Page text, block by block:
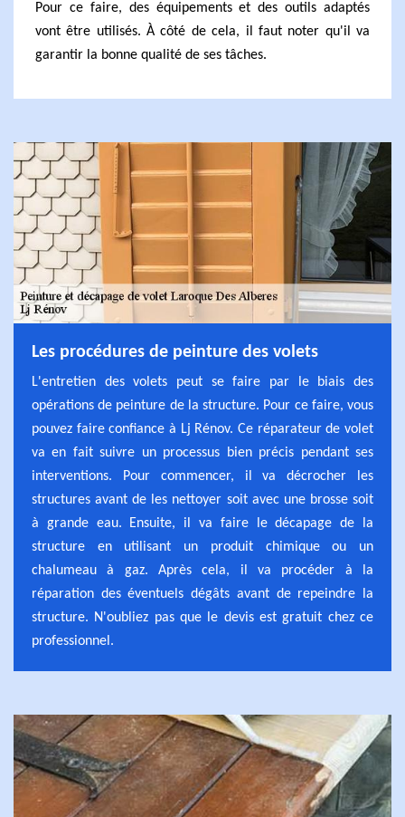
Pour ce faire, des équipements et des outils adaptés
vont être utilisés. À côté de cela, il faut noter qu'il va
garantir la bonne qualité de ses tâches.
Les procédures de peinture des volets
L'entretien des volets peut se faire par le biais des
opérations de peinture de la structure. Pour ce faire, vous
pouvez faire confiance à Lj Rénov. Ce réparateur de volet
va en fait suivre un processus bien précis pendant ses
interventions. Pour commencer, il va décrocher les
structures avant de les nettoyer soit avec une brosse soit
à grande eau. Ensuite, il va faire le décapage de la
structure en utilisant un produit chimique ou un
chalumeau à gaz. Après cela, il va procéder à la
réparation des éventuels dégâts avant de repeindre la
structure. N'oubliez pas que le devis est gratuit chez ce
professionnel.